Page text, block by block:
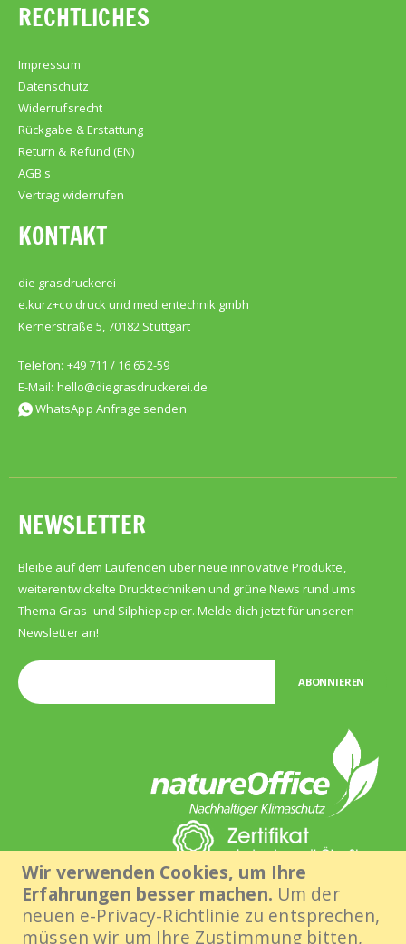
Wir verwenden Cookies, um Ihre
Erfahrungen besser machen. Um der
neuen e-Privacy-Richtlinie zu entsprechen,
müssen wir um Ihre Zustimmung bitten,
RECHTLICHES
Impressum
Datenschutz
Widerrufsrecht
Rückgabe & Erstattung
Return & Refund (EN)
AGB's
Vertrag widerrufen
KONTAKT
die grasdruckerei
e.kurz+co druck und medientechnik gmbh
Kernerstraße 5, 70182 Stuttgart
Telefon: +49 711 / 16 652-59
E-Mail: hello@diegrasdruckerei.de
WhatsApp Anfrage senden
NEWSLETTER
Bleibe auf dem Laufenden über neue innovative Produkte,
weiterentwickelte Drucktechniken und grüne News rund ums
Thema Gras- und Silphiepapier. Melde dich jetzt für unseren
Newsletter an!
ABONNIEREN